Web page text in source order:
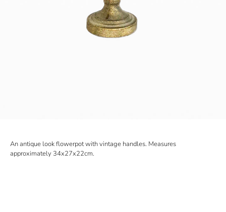
An antique look flowerpot with vintage handles. Measures
approximately 34x27x22cm.